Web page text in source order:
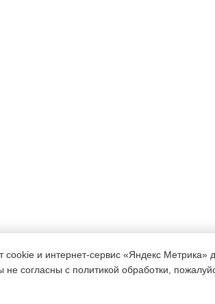
cookie и интернет-сервис «Яндекс Метрика»
согласны с политикой обработки,